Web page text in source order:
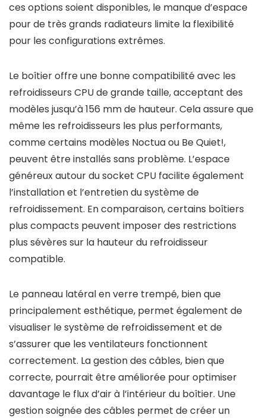
ces options soient disponibles, le manque d’espace
pour de très grands radiateurs limite la flexibilité
pour les configurations extrêmes.
Le boîtier offre une bonne compatibilité avec les
refroidisseurs CPU de grande taille, acceptant des
modèles jusqu’à 156 mm de hauteur. Cela assure que
même les refroidisseurs les plus performants,
comme certains modèles Noctua ou Be Quiet!,
peuvent être installés sans problème. L’espace
généreux autour du socket CPU facilite également
l’installation et l’entretien du système de
refroidissement. En comparaison, certains boîtiers
plus compacts peuvent imposer des restrictions
plus sévères sur la hauteur du refroidisseur
compatible.
Le panneau latéral en verre trempé, bien que
principalement esthétique, permet également de
visualiser le système de refroidissement et de
s’assurer que les ventilateurs fonctionnent
correctement. La gestion des câbles, bien que
correcte, pourrait être améliorée pour optimiser
davantage le flux d’air à l’intérieur du boîtier. Une
gestion soignée des câbles permet de créer un